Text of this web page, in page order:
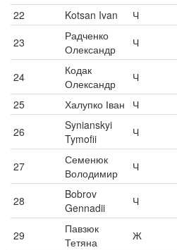
22
Kotsan Ivan Ч
23
Радченко
Олександр
Ч
24
Кодак
Олександр
Ч
25
Халупко Іван Ч
26
Synianskyi
Tymofii
Ч
27
Семенюк
Володимир
Ч
28
Bobrov
Gennadii
Ч
29
Павзюк
Тетяна
Ж